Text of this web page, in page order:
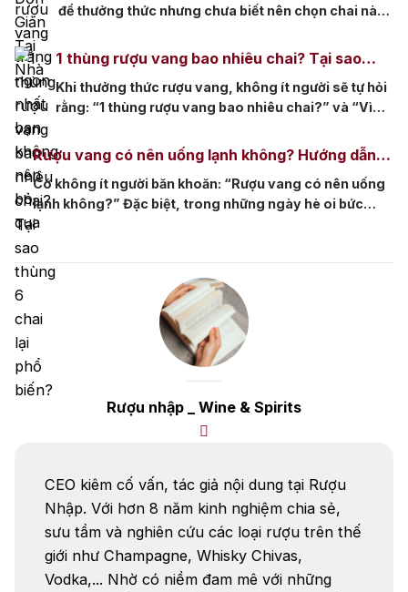
Top tìm kiếm
Rượu Vang Ý
Rượu Vang Đỏ
Blended Scotch Whisky
Single Malt Scotch Whisky
Whiskey Mỹ Whisky Nhật
Vodka Cognac Sake
Chivas Macallan Hibiki
Johnnie Walker Singleton
Absolut Courvoisier
để thưởng thức nhưng chưa biết nên chọn chai nào,
Nhập khám phá danh sách những chai rượu vang
trắng nổi bật, thơm ngon nhất hiện nay, giúp bạn
lựa chọn được sản phẩm […]
1 thùng rượu vang bao nhiêu chai? Tại sao
thùng 6 chai lại phổ biến?
Khi thưởng thức rượu vang, không ít người sẽ tự hỏi
rằng: “1 thùng rượu vang bao nhiêu chai?” và “Vì
biến?”. Bài viết này sẽ giúp bạn giải đáp những thắc
mắc đó một cách chi tiết và tường tận, đồng thời
đưa […]
Rượu vang có nên uống lạnh không? Hướng dẫn
bảo quản và thưởng thức đúng cách
Có không ít người băn khoăn: “Rượu vang có nên uống
lạnh không?” Đặc biệt, trong những ngày hè oi bức
hoặc các bữa tiệc ngoài trời, việc ướp lạnh rượu vang là
lựa chọn được nhiều người yêu thích. Hãy cùng khám
phá cách bảo quản và thưởng thức rượu vang đúng
cách để […]
Rượu nhập _ Wine & Spirits
CEO kiêm cố vấn, tác giả nội dung tại Rượu
Nhập. Với hơn 8 năm kinh nghiệm chia sẻ,
sưu tầm và nghiên cứu các loại rượu trên thế
giới như Champagne, Whisky Chivas,
Vodka,... Nhờ có niềm đam mê với những